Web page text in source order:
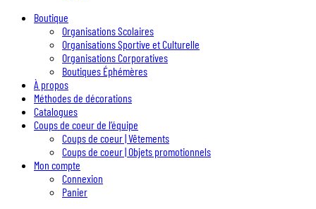
Boutique
Organisations Scolaires
Organisations Sportive et Culturelle
Organisations Corporatives
Boutiques Éphémères
À propos
Méthodes de décorations
Catalogues
Coups de coeur de l’équipe
Coups de coeur | Vêtements
Coups de coeur | Objets promotionnels
Mon compte
Connexion
Panier